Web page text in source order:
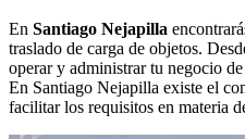
En Santiago Nejapilla
traslado de carga de objetos.
operar y administrar tu negocio
En Santiago Nejapilla existe el
facilitar los requisitos en materia